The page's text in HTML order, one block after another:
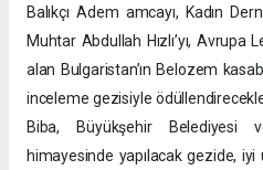
Balıkçı Adem amcayı, Kadın
Muhtar Abdullah Hızlı’yı, Avrupa
alan Bulgaristan’ın Belozem
inceleme gezisiyle
Biba, Büyükşehir Belediyesi
himayesinde yapılacak gezide,